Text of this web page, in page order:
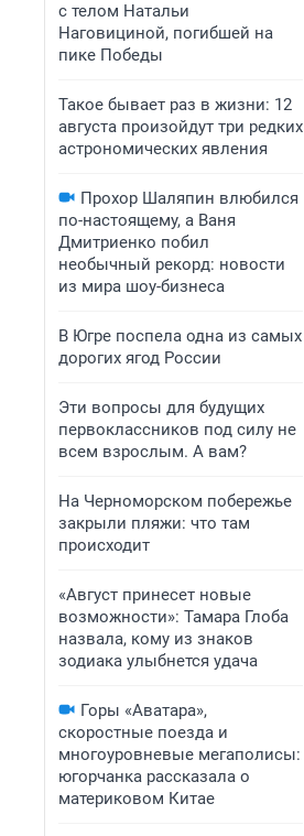
с телом Натальи
Наговициной, погибшей на
пике Победы
Такое бывает раз в жизни: 12
августа произойдут три редких
астрономических явления
Прохор Шаляпин влюбился
по-настоящему, а Ваня
Дмитриенко побил
необычный рекорд: новости
из мира шоу-бизнеса
В Югре поспела одна из самых
дорогих ягод России
Эти вопросы для будущих
первоклассников под силу не
всем взрослым. А вам?
На Черноморском побережье
закрыли пляжи: что там
происходит
«Август принесет новые
возможности»: Тамара Глоба
назвала, кому из знаков
зодиака улыбнется удача
Горы «Аватара»,
скоростные поезда и
многоуровневые мегаполисы:
югорчанка рассказала о
материковом Китае